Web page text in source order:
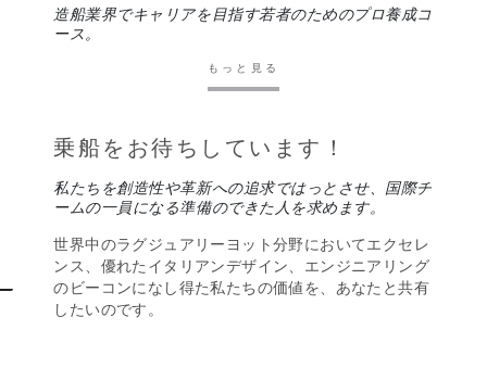
造船業界でキャリアを目指す若者のためのプロ養成コ
ース。
もっと見る
乗船をお待ちしています！
私たちを創造性や革新への追求ではっとさせ、国際チ
ームの一員になる準備のできた人を求めます。
世界中のラグジュアリーヨット分野においてエクセレ
ンス、優れたイタリアンデザイン、エンジニアリング
のビーコンになし得た私たちの価値を、あなたと共有
したいのです。